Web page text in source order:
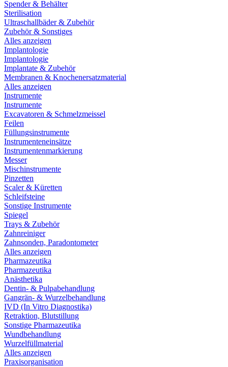
Spender & Behälter
Sterilisation
Ultraschallbäder & Zubehör
Zubehör & Sonstiges
Alles anzeigen
Implantologie
Implantologie
Implantate & Zubehör
Membranen & Knochenersatzmaterial
Alles anzeigen
Instrumente
Instrumente
Excavatoren & Schmelzmeissel
Feilen
Füllungsinstrumente
Instrumenteneinsätze
Instrumentenmarkierung
Messer
Mischinstrumente
Pinzetten
Scaler & Küretten
Schleifsteine
Sonstige Instrumente
Spiegel
Trays & Zubehör
Zahnreiniger
Zahnsonden, Paradontometer
Alles anzeigen
Pharmazeutika
Pharmazeutika
Anästhetika
Dentin- & Pulpabehandlung
Gangrän- & Wurzelbehandlung
IVD (In Vitro Diagnostika)
Retraktion, Blutstillung
Sonstige Pharmazeutika
Wundbehandlung
Wurzelfüllmaterial
Alles anzeigen
Praxisorganisation